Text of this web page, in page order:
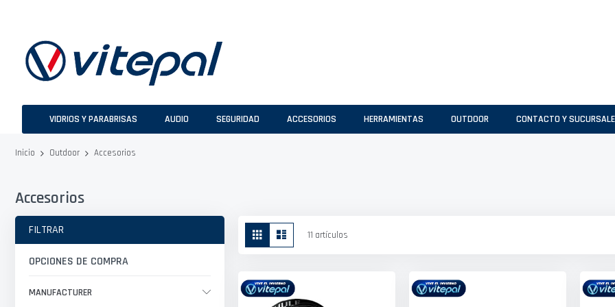
VIDRIOS Y PARABRISAS AUDIO SEGURIDAD ACCESORIOS HERRAMIENTAS OUTDOOR CONTACTO Y
Inicio Outdoor Accesorios
Accesorios
Ver
como
Parrilla 11 artículos
FILTRAR
OPCIONES DE COMPRA
MANUFACTURER